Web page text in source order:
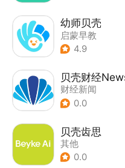
幼师贝壳
启蒙早教
4.9
贝壳财经
财经新闻
0.0
贝壳齿思
其他
0.0